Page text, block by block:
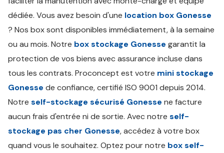
dédiée. Vous avez besoin d'une location box Gonesse
? Nos box sont disponibles immédiatement, à la semaine
ou au mois. Notre box stockage Gonesse garantit la
protection de vos biens avec assurance incluse dans
tous les contrats. Proconcept est votre mini stockage
Gonesse de confiance, certifié ISO 9001 depuis 2014.
Notre self-stockage sécurisé Gonesse ne facture
aucun frais d'entrée ni de sortie. Avec notre self-
stockage pas cher Gonesse, accédez à votre box
quand vous le souhaitez. Optez pour notre box self-